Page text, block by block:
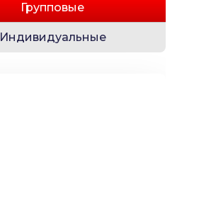
Групповые
Индивидуальные